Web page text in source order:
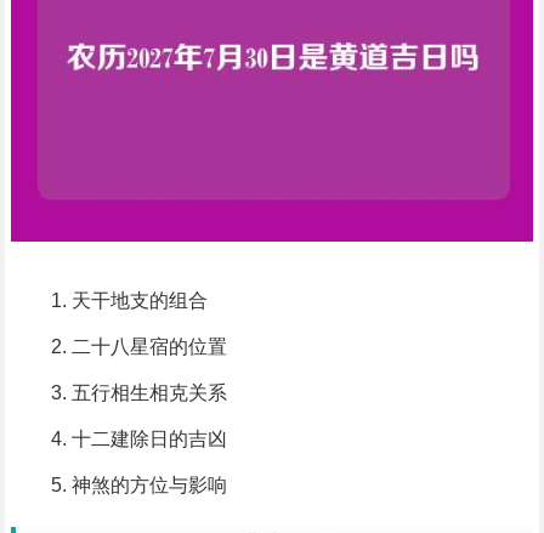
天干地支的组合
二十八星宿的位置
五行相生相克关系
十二建除日的吉凶
神煞的方位与影响